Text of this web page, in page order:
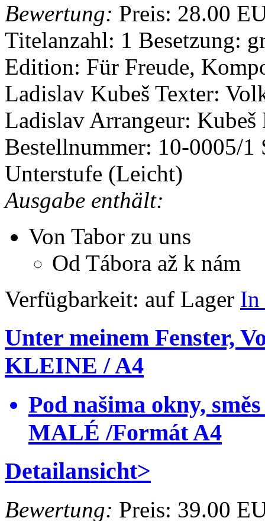
Bewertung: Preis: 28.00
Titelanzahl: 1 Besetzung:
Edition: Für Freude,
Ladislav Kubeš Texter:
Ladislav Arrangeur:
Bestellnummer: 10-0005/1
Unterstufe (Leicht)
Ausgabe enthält:
Von Tabor zu uns
Od Tábora až k nám
Verfügbarkeit: auf Lager In
Unter meinem Fenster,
KLEINE / A4
Pod našima okny,
MALÉ /Formát A4
Detailansicht>
Bewertung: Preis: 39.00